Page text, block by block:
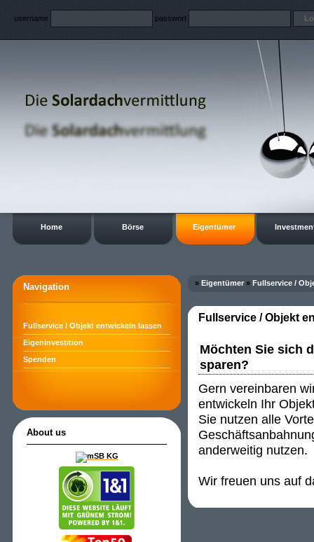
username passwort
Home Börse Eigentümer
Navigation
Fullservice / Objekt entwickeln lassen
Eigeninvestition
Spenden
About us
» Eigentümer » Fullservice /
Fullservice / Objekt
Möchten Sie sich
sparen?
Gern vereinbaren
entwickeln Ihr
Sie nutzen alle
anderweitig nutzen.
Wir freuen uns auf